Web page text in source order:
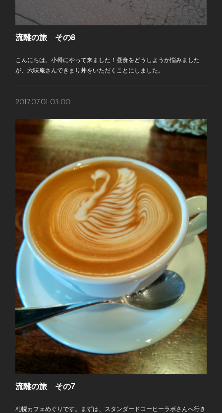
流離の旅 その8
こんにちは。小樽にやって来ました！昼食をどうしようか悩みました
が、六味庵さんできまり丼をいただくことにしました。
2017.07.01 03:00
流離の旅 その7
札幌カフェめぐりです。まずは、スタンダードコーヒーラボさんへ行き